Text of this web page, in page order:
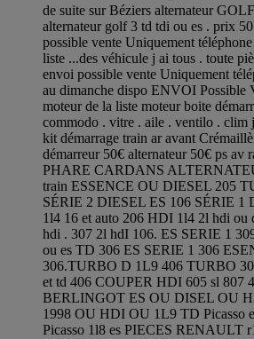
de suite sur Béziers alternateur
alternateur golf 3 td tdi ou es . prix
possible vente Uniquement
liste ...des véhicule j ai tous . toute
envoi possible vente Uniquement
au dimanche dispo ENVOI
moteur de la liste moteur boite
commodo . vitre . aile . ventilo . clim
kit démarrage train ar avant
démarreur 50€ alternateur 50€ ps av
PHARE CARDANS
train ESSENCE OU DIESEL 205
SÉRIE 2 DIESEL ES 106 SÉRIE 1
1l4 16 et auto 206 HDI 1l4 2l hdi ou
hdi . 307 2l hdI 106. ES SERIE 1
ou es TD 306 ES SERIE 1 306
306.TURBO D 1L9 406 TURBO
et td 406 COUPER HDI 605 sl 807
BERLINGOT ES OU DISEL OU
1998 OU HDI OU 1L9 TD Picasso
Picasso 1l8 es PIECES RENAULT